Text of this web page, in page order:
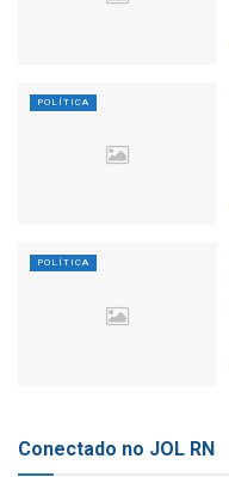
POLÍTICA
POLÍTICA
Conectado no JOL RN